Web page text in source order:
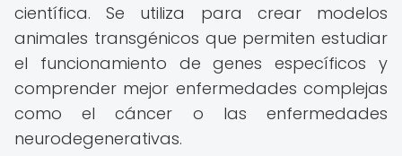
científica. Se utiliza para crear modelos
animales transgénicos que permiten estudiar
el funcionamiento de genes específicos y
comprender mejor enfermedades complejas
como el cáncer o las enfermedades
neurodegenerativas.